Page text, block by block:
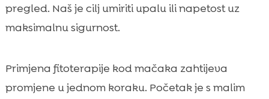
pregled. Naš je cilj umiriti upalu ili napetost uz
maksimalnu sigurnost.
Primjena fitoterapije kod mačaka zahtijeva
promjene u jednom koraku. Početak je s malim